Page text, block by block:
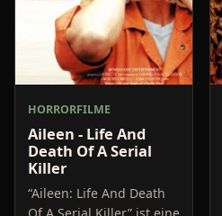
HORRORFILME
Aileen - Life And
Death Of A Serial
Killer
“Aileen: Life And Death